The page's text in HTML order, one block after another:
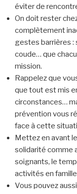
éviter de
On doit rester
complètement
gestes barrières :
coude… que
mission.
Rappelez que
que tout est mis
circonstances…
prévention vous
face à cette
Mettez en avant
solidarité comme
soignants, le
activités en
Vous pouvez aussi